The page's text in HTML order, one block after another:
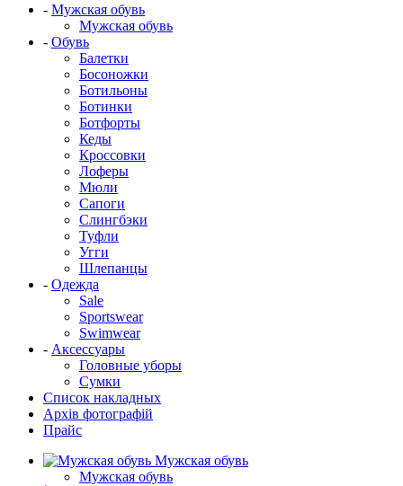
- Мужская обувь
Мужская обувь
- Обувь
Балетки
Босоножки
Ботильоны
Ботинки
Ботфорты
Кеды
Кроссовки
Лоферы
Мюли
Сапоги
Слингбэки
Туфли
Угги
Шлепанцы
- Одежда
Sale
Sportswear
Swimwear
- Аксессуары
Головные уборы
Сумки
Список накладных
Архів фотографій
Прайс
Мужская обувь
Мужская обувь